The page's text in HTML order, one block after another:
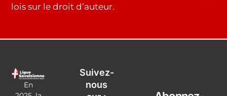
lois sur le droit d’auteur.
En
Suivez-
nous